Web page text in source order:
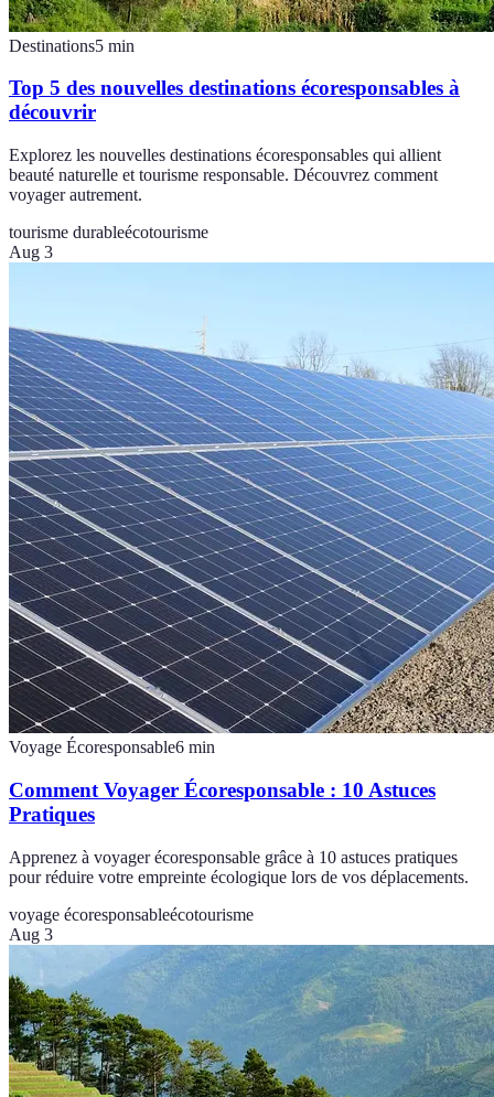
Destinations5 min
Top 5 des nouvelles destinations écoresponsables à
découvrir
Explorez les nouvelles destinations écoresponsables qui allient
beauté naturelle et tourisme responsable. Découvrez comment
voyager autrement.
tourisme durableécotourisme
Aug 3
Voyage Écoresponsable6 min
Comment Voyager Écoresponsable : 10 Astuces
Pratiques
Apprenez à voyager écoresponsable grâce à 10 astuces pratiques
pour réduire votre empreinte écologique lors de vos déplacements.
voyage écoresponsableécotourisme
Aug 3